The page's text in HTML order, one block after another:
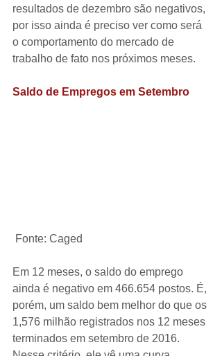
resultados de dezembro são negativos,
por isso ainda é preciso ver como será
o comportamento do mercado de
trabalho de fato nos próximos meses.
Saldo de Empregos em Setembro
Fonte: Caged
Em 12 meses, o saldo do emprego
ainda é negativo em 466.654 postos. É,
porém, um saldo bem melhor do que os
1,576 milhão registrados nos 12 meses
terminados em setembro de 2016.